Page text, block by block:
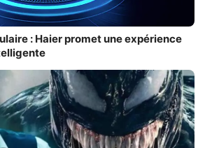
: Haier promet une expérience